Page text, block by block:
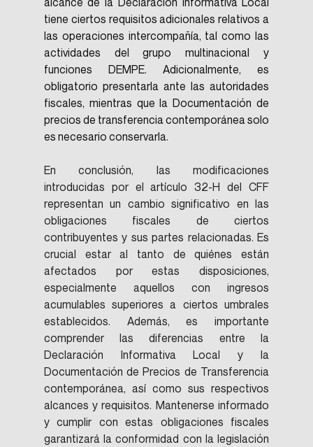
tiene ciertos requisitos adicionales relativos a
las operaciones intercompañía, tal como las
actividades del grupo multinacional y
funciones DEMPE. Adicionalmente, es
obligatorio presentarla ante las autoridades
fiscales, mientras que la Documentación de
precios de transferencia contemporánea solo
es necesario conservarla.
En conclusión, las modificaciones
introducidas por el artículo 32-H del CFF
representan un cambio significativo en las
obligaciones fiscales de ciertos
contribuyentes y sus partes relacionadas. Es
crucial estar al tanto de quiénes están
afectados por estas disposiciones,
especialmente aquellos con ingresos
acumulables superiores a ciertos umbrales
establecidos. Además, es importante
comprender las diferencias entre la
Declaración Informativa Local y la
Documentación de Precios de Transferencia
contemporánea, así como sus respectivos
alcances y requisitos. Mantenerse informado
y cumplir con estas obligaciones fiscales
garantizará la conformidad con la legislación